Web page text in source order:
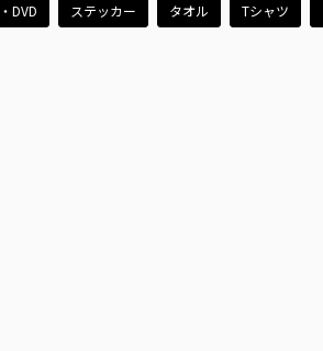
DVD ステッカー タオル Tシャツ